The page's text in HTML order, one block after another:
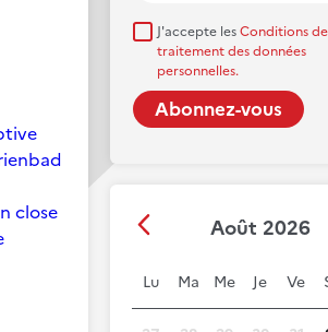
J'accepte lesConditions de
traitement des données
personnelles.
Août 2026
Lu Ma Me Je Ve
close